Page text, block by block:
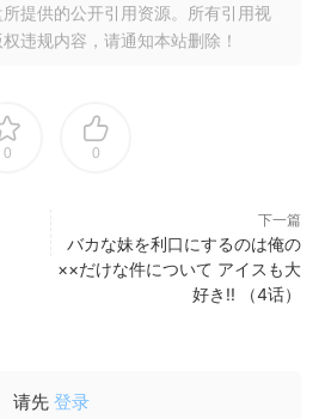
提供的公开引用资源。所有引用视
违规内容，请通知本站删除！
0 0
下一篇
バカな妹を利口にするのは俺の
××だけな件について アイスも大
好き!! （4话）
请先 登录